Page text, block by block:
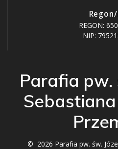
REGON:
NIP:
Parafia pw.
© 2026 Parafia pw. św.